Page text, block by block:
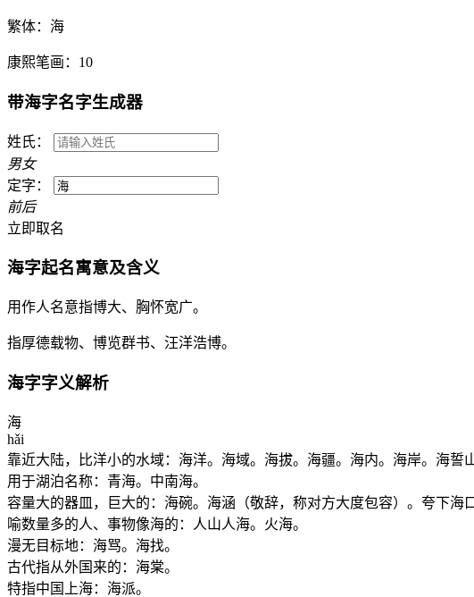
繁体： 海
康熙笔画： 10
带海字名字生成器
姓氏：
男女
定字：
前后
立即取名
海字起名寓意及含义
用作人名意指博大、胸怀宽广。
指厚德载物、博览群书、汪洋浩博。
海字字义解析
海
hǎi
靠近大陆，比洋小的水域：海洋。海域。海拔。海疆。海内。海岸。海誓
用于湖泊名称：青海。中南海。
容量大的器皿，巨大的：海碗。海涵（敬辞，称对方大度包容）。夸下海口
喻数量多的人、事物像海的：人山人海。火海。
漫无目标地：海骂。海找。
古代指从外国来的：海棠。
特指中国上海：海派。